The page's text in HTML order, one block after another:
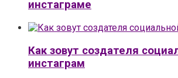
инстаграме
Как зовут создателя
инстаграм